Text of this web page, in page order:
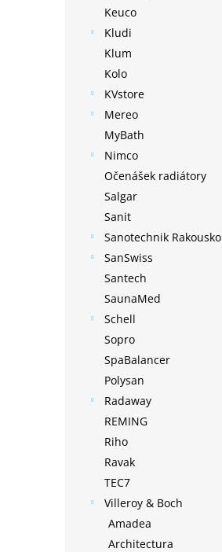
Keuco
Kludi
Klum
Kolo
KVstore
Mereo
MyBath
Nimco
Očenášek radiátory
Salgar
Sanit
Sanotechnik Rakousko
SanSwiss
Santech
SaunaMed
Schell
Sopro
SpaBalancer
Polysan
Radaway
REMING
Riho
Ravak
TEC7
Villeroy & Boch
Amadea
Architectura